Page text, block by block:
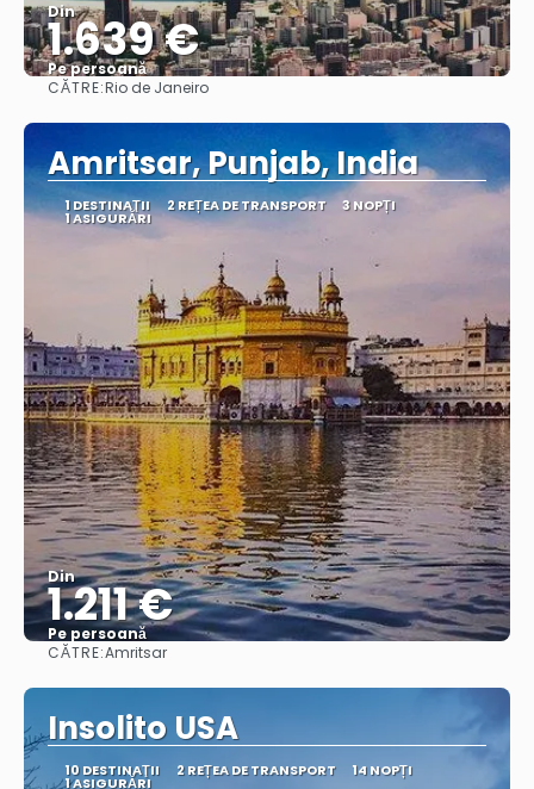
Din
1.639 €
Pe persoană
CĂTRE:Rio de Janeiro
Amritsar, Punjab, India
1 DESTINAŢII 2 REȚEA DE TRANSPORT 3 NOPȚI
1 ASIGURĂRI
Din
1.211 €
Pe persoană
CĂTRE:Amritsar
Insolito USA
10 DESTINAŢII 2 REȚEA DE TRANSPORT 14 NOPȚI
1 ASIGURĂRI